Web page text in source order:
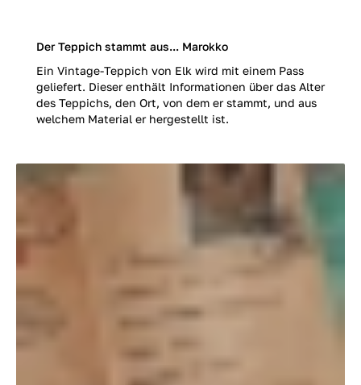
Der Teppich stammt aus... Marokko
Ein Vintage-Teppich von Elk wird mit einem Pass
geliefert. Dieser enthält Informationen über das Alter
des Teppichs, den Ort, von dem er stammt, und aus
welchem Material er hergestellt ist.